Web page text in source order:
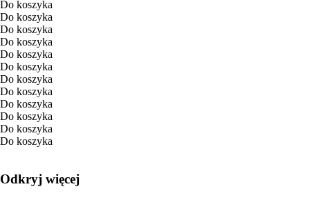
Do koszyka
Do koszyka
Do koszyka
Do koszyka
Do koszyka
Do koszyka
Do koszyka
Do koszyka
Do koszyka
Do koszyka
Do koszyka
Do koszyka
Odkryj więcej